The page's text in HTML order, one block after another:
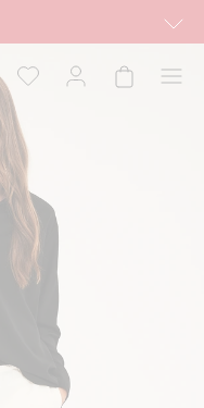
oraz na kappahl.com. Ofert